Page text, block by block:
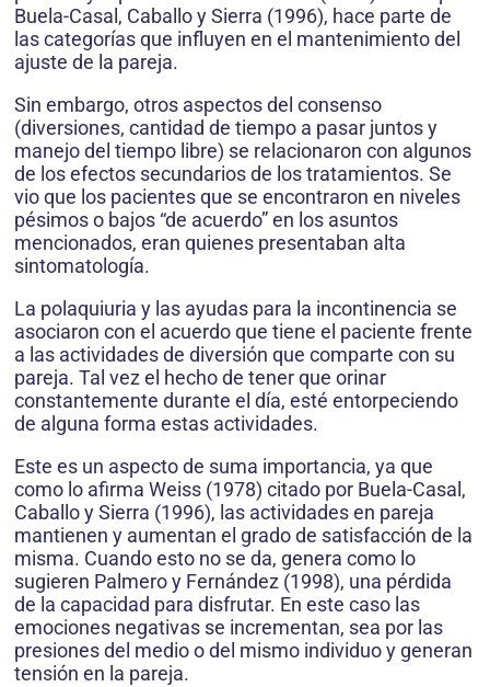
Buela-Ca­sal, Caballo y Sierra (1996), hace parte de
las categorías que influyen en el mantenimiento del
ajuste de la pareja.
Sin embargo, otros aspectos del consenso
(diversiones, cantidad de tiempo a pasar jun­tos y
manejo del tiempo libre) se relacionaron con algunos
de los efectos secundarios de los tratamientos. Se
vio que los pacientes que se encontraron en niveles
pésimos o bajos “de acuerdo” en los asuntos
mencionados, eran quienes presentaban alta
sintomatología.
La polaquiuria y las ayudas para la in­continencia se
asociaron con el acuerdo que tiene el paciente frente
a las actividades de diversión que comparte con su
pareja. Tal vez el hecho de tener que orinar
constantemente durante el día, esté entorpeciendo
de alguna forma estas actividades.
Este es un aspecto de suma importancia, ya que
como lo afirma Weiss (1978) citado por Buela-Casal,
Caballo y Sierra (1996), las actividades en pareja
man­tienen y aumentan el grado de satisfacción de la
misma. Cuando esto no se da, genera como lo
sugieren Palmero y Fernández (1998), una pérdida
de la capacidad para disfrutar. En este caso las
emociones negativas se incrementan, sea por las
presiones del medio o del mismo individuo y generan
tensión en la pareja.